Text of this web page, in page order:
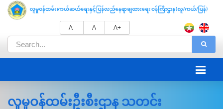
A- A A+
လူမှုဝန်ထမ်းဦးစီးဌာန သတင်း